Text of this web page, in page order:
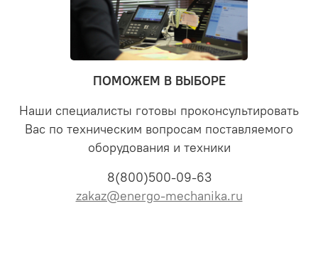
ПОМОЖЕМ В ВЫБОРЕ
Наши специалисты готовы проконсультировать
Вас по техническим вопросам поставляемого
оборудования и техники
8(800)500-09-63
zakaz@energo-mechanika.ru